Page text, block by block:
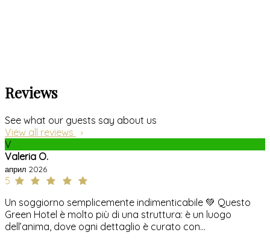
Reviews
See what our guests say about us
View all reviews
V
Valeria O.
април 2026
5
Un soggiorno semplicemente indimenticabile 💚 Questo
Green Hotel è molto più di una struttura: è un luogo
dell’anima, dove ogni dettaglio è curato con...